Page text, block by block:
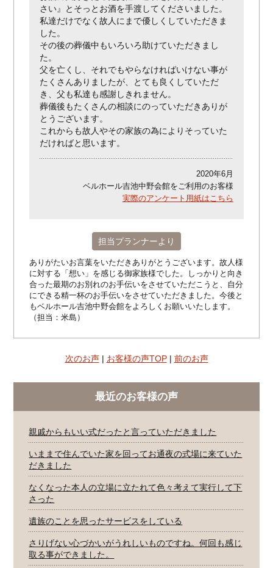
さい』とそっとお酒を手渡してくださいました。
私達だけでなく故人にまで優しくしていただきま
した。
その後の葬儀中もいろいろ助けていただきまし
た。
父を亡くし、それでもやらなければいけない事が
たくさんありましたが、とても良くしていただ
き、父も私達も感謝しきれません。
葬儀後もたくさんの相談にのっていただきありが
とうございます。
これからも故人やその家族の為によりそっていた
だければと思います。
2020年6月
ベルホール吉池中野会館をご利用のお客様
実際のアンケート用紙はこちら
担当プランナーより
ありがたいお言葉をいただきありがとうございます。故人様
に対する「想い」を感じる御家族様でした。しっかりと向き
合った最期のお別れのお手伝いをさせていただこうと、自分
にできる精一杯のお手伝いをさせていただきました。今後と
もベルホール吉池中野会館をよろしくお願いいたします。
（担当：米島）
次のお声| お客様の声TOP| 前のお声
最近のお客様の声
親戚からもいい式だったと言っていただきました
いままで住んでいた家を回ってお通夜の式場に来ていた
だきました
なくなった本人の立場に立たれて色々考えて実行して下
さった
遺族のことを思ったサービスをしている
さりげない心づかいがうれしいものですね。何回も感じ
取る事ができました。